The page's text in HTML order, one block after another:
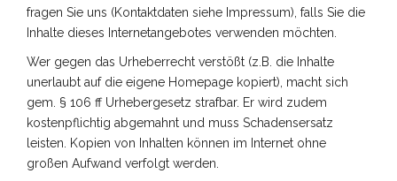
fragen Sie uns (Kontaktdaten siehe Impressum), falls Sie die
Inhalte dieses Internetangebotes verwenden möchten.
Wer gegen das Urheberrecht verstößt (z.B. die Inhalte
unerlaubt auf die eigene Homepage kopiert), macht sich
gem. § 106 ff Urhebergesetz strafbar. Er wird zudem
kostenpflichtig abgemahnt und muss Schadensersatz
leisten. Kopien von Inhalten können im Internet ohne
großen Aufwand verfolgt werden.